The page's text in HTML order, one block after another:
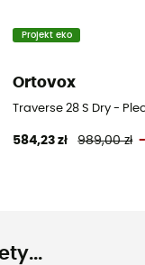
meski
Projekt eko
Ortovox
Traverse 28 S Dry -
584,23 zł 989,00 zł